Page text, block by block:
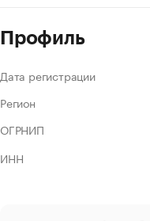
Профиль
Дата регистрации
Регион
ОГРНИП
ИНН